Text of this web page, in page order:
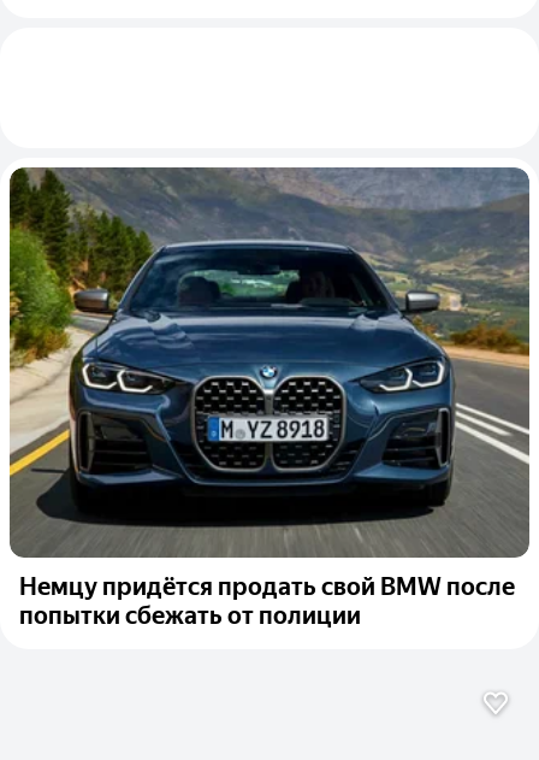
Немцу придётся продать свой BMW после
попытки сбежать от полиции